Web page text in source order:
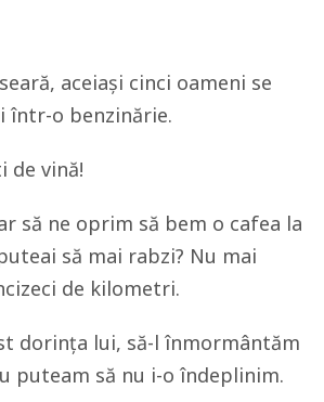
aceiași cinci oameni se
într-o benzinărie.
de vină!
să ne oprim să bem o cafea la
să mai rabzi? Nu mai
de kilometri.
dorința lui, să-l înmormântăm
puteam să nu i-o îndeplinim.